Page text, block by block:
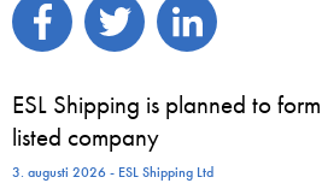
ESL Shipping is planned to
listed company
3. augusti 2026 - ESL Shipping Ltd